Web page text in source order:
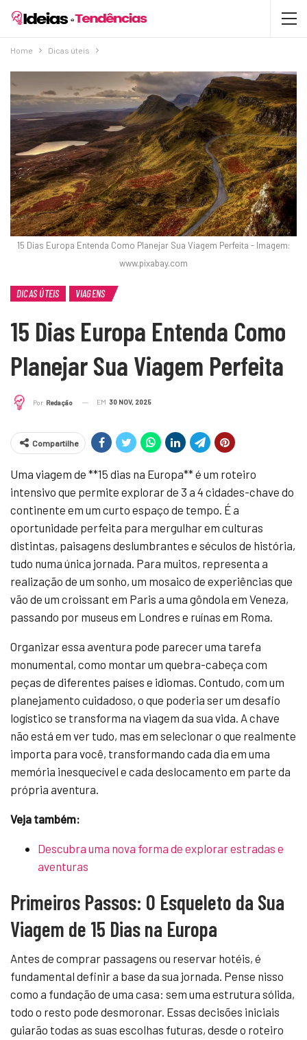
Home Dicas úteis
15 Dias Europa Entenda Como Planejar Sua Viagem Perfeita - Imagem:
www.pixabay.com
DICAS ÚTEIS VIAGENS
15 Dias Europa Entenda Como
Planejar Sua Viagem Perfeita
Por Redação EM 30 NOV, 2025
Compartilhe
Uma viagem de **15 dias na Europa** é um roteiro
intensivo que permite explorar de 3 a 4 cidades-chave do
continente em um curto espaço de tempo. É a
oportunidade perfeita para mergulhar em culturas
distintas, paisagens deslumbrantes e séculos de história,
tudo numa única jornada. Para muitos, representa a
realização de um sonho, um mosaico de experiências que
vão de um croissant em Paris a uma gôndola em Veneza,
passando por museus em Londres e ruínas em Roma.
Organizar essa aventura pode parecer uma tarefa
monumental, como montar um quebra-cabeça com
peças de diferentes países e idiomas. Contudo, com um
planejamento cuidadoso, o que poderia ser um desafio
logístico se transforma na viagem da sua vida. A chave
não está em ver tudo, mas em selecionar o que realmente
importa para você, transformando cada dia em uma
memória inesquecível e cada deslocamento em parte da
própria aventura.
Veja também:
Descubra uma nova forma de explorar estradas e
aventuras
Primeiros Passos: O Esqueleto da Sua
Viagem de 15 Dias na Europa
Antes de comprar passagens ou reservar hotéis, é
fundamental definir a base da sua jornada. Pense nisso
como a fundação de uma casa: sem uma estrutura sólida,
todo o resto pode desmoronar. Essas decisões iniciais
guiarão todas as suas escolhas futuras, desde o roteiro